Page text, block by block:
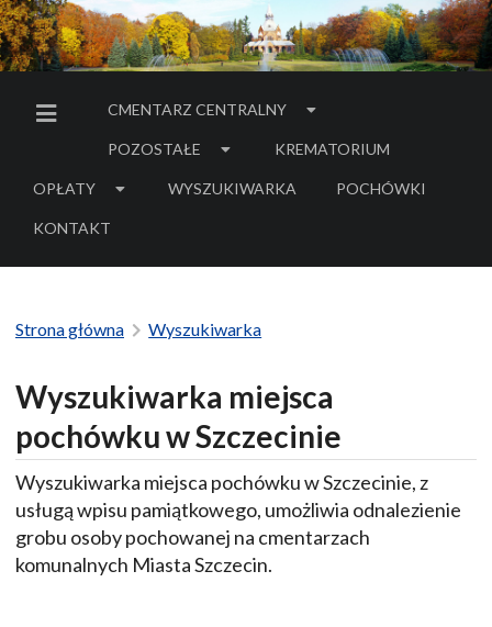
MENU BOCZNE
CMENTARZ CENTRALNY
POZOSTAŁE KREMATORIUM
OPŁATY WYSZUKIWARKA POCHÓWKI
- LINK DO SERWISU
KONTAKT
Strona główna Wyszukiwarka
Wyszukiwarka miejsca
pochówku w Szczecinie
Wyszukiwarka miejsca pochówku w Szczecinie, z
usługą wpisu pamiątkowego, umożliwia odnalezienie
grobu osoby pochowanej na cmentarzach
komunalnych Miasta Szczecin.